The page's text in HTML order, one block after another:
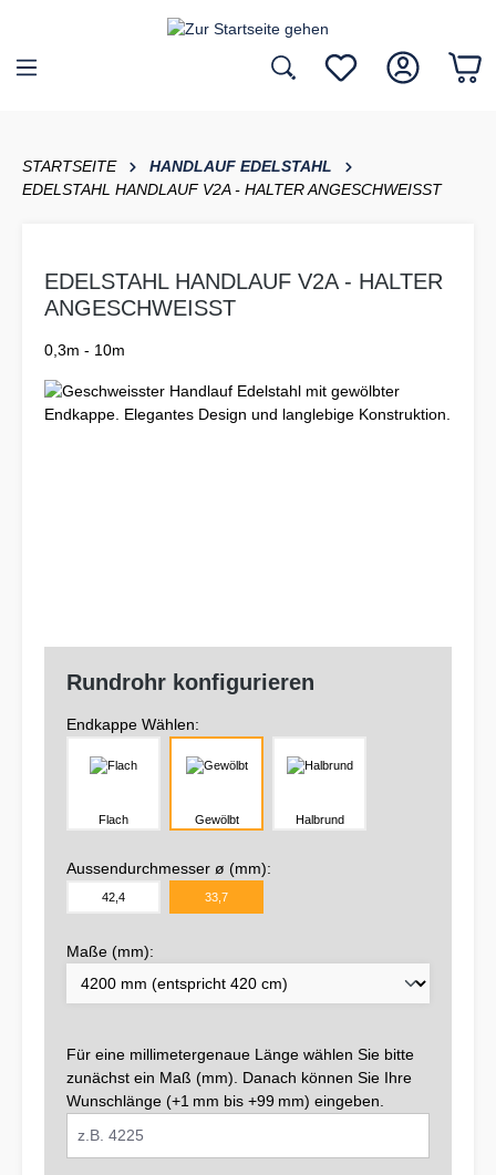
STARTSEITE
HANDLAUF EDELSTAHL
EDELSTAHL HANDLAUF V2A - HALTER ANGESCHWEISST
EDELSTAHL HANDLAUF V2A - HALTER
ANGESCHWEISST
0,3m - 10m
Rundrohr konfigurieren
Endkappe Wählen:
Flach Gewölbt Halbrund
Aussendurchmesser ø (mm):
42,4 33,7
Maße (mm):
Für eine millimetergenaue Länge wählen Sie bitte
zunächst ein Maß (mm). Danach können Sie Ihre
Wunschlänge (+1 mm bis +99 mm) eingeben.